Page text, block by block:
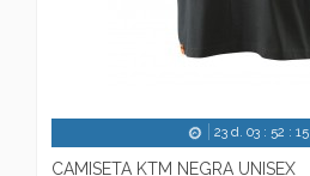
23 d. 03 : 52 :14
CAMISETA KTM NEGRA UNISEX